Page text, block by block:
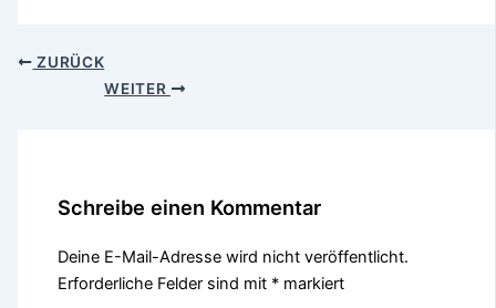
ZURÜCK
WEITER
Schreibe einen Kommentar
Deine E-Mail-Adresse wird nicht veröffentlicht.
Erforderliche Felder sind mit * markiert